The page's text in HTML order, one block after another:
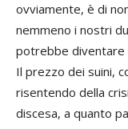
ovviamente, è di
nemmeno i nostri
potrebbe diventare
Il prezzo dei suini,
risentendo della
discesa, a quanto